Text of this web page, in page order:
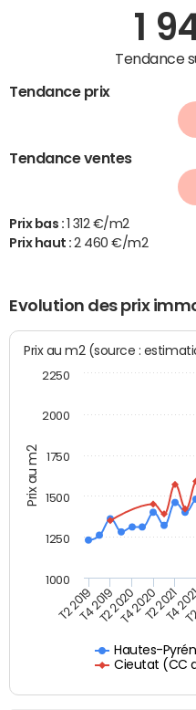
1
Tendance
Tendance prix
Tendance ventes
Prix bas :
1 312 €/m2
Prix haut :2 460 €/m2
Evolution des prix
Prix au m2
Prix au m2 (source :
Hautes-
Cieutat (CC
T2 2019T4 2019T2 2020T4 2020T2 2021
T4
1000
1250
1500
1750
2000
2250